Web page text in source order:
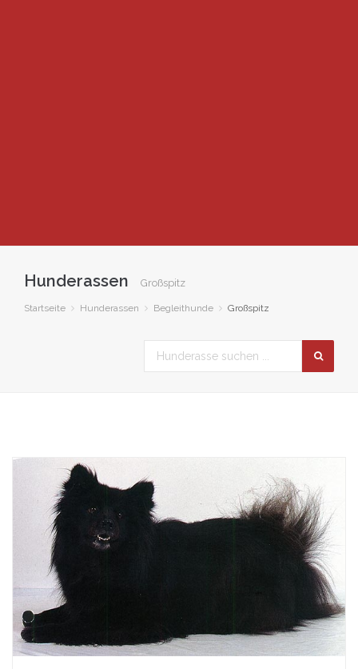
Hunderassen Großspitz
Startseite Hunderassen Begleithunde Großspitz